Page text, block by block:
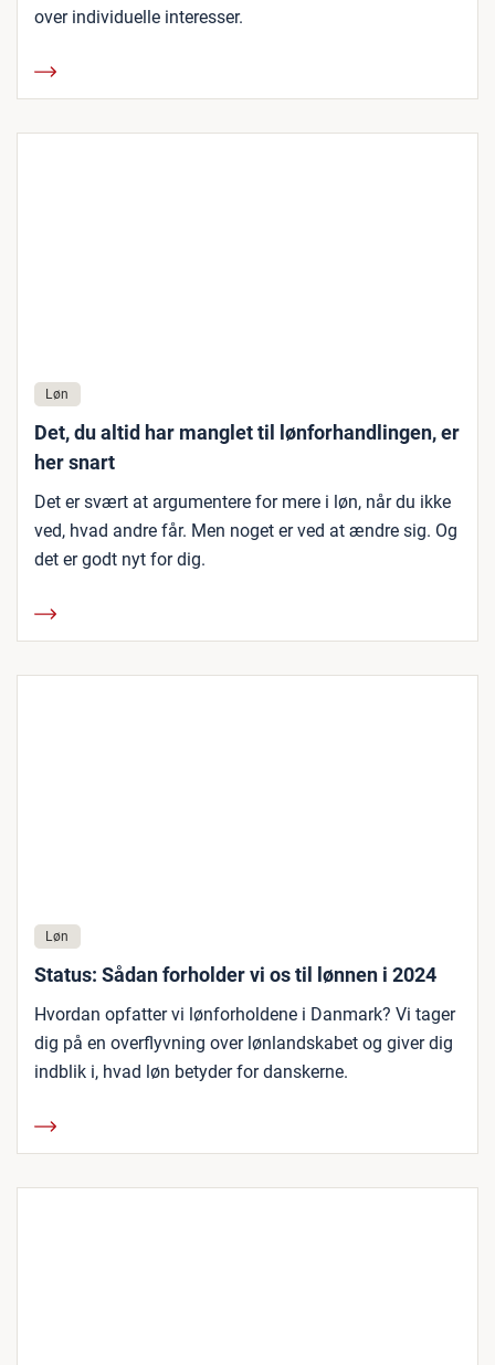
over individuelle interesser.
Løn
Det, du altid har manglet til lønforhandlingen, er
her snart
Det er svært at argumentere for mere i løn, når du ikke
ved, hvad andre får. Men noget er ved at ændre sig. Og
det er godt nyt for dig.
Løn
Status: Sådan forholder vi os til lønnen i 2024
Hvordan opfatter vi lønforholdene i Danmark? Vi tager
dig på en overflyvning over lønlandskabet og giver dig
indblik i, hvad løn betyder for danskerne.